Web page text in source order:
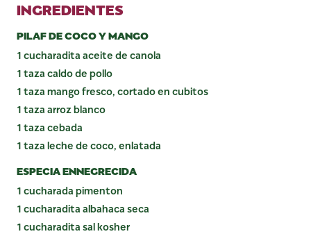
INGREDIENTES
PILAF DE COCO Y MANGO
1 cucharadita aceite de canola
1 taza caldo de pollo
1 taza mango fresco, cortado en cubitos
1 taza arroz blanco
1 taza cebada
1 taza leche de coco, enlatada
ESPECIA ENNEGRECIDA
1 cucharada pimenton
1 cucharadita albahaca seca
1 cucharadita sal kosher